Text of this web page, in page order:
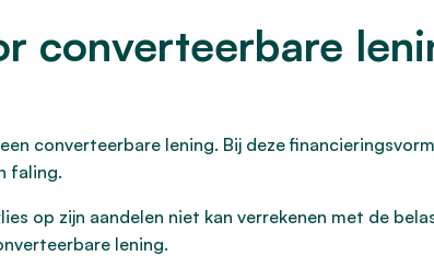
converteerbare
converteerbare lening. Bij deze
faling.
op zijn aandelen niet kan verrekenen met de
lening.